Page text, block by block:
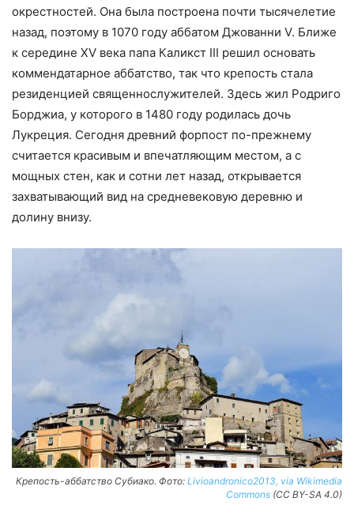
окрестностей. Она была построена почти тысячелетие
назад, поэтому в 1070 году аббатом Джованни V. Ближе
к середине XV века папа Каликст III решил основать
коммендатарное аббатство, так что крепость стала
резиденцией священнослужителей. Здесь жил Родриго
Борджиа, у которого в 1480 году родилась дочь
Лукреция. Сегодня древний форпост по-прежнему
считается красивым и впечатляющим местом, а с
мощных стен, как и сотни лет назад, открывается
захватывающий вид на средневековую деревню и
долину внизу.
Крепость-аббатство Субиако. Фото: Livioandronico2013, via Wikimedia
Commons (CC BY-SA 4.0)